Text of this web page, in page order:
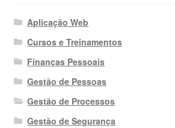
Aplicação Web
Cursos e Treinamentos
Finanças Pessoais
Gestão de Pessoas
Gestão de Processos
Gestão de Segurança